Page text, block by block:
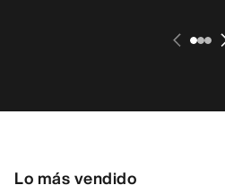
Lo más vendido